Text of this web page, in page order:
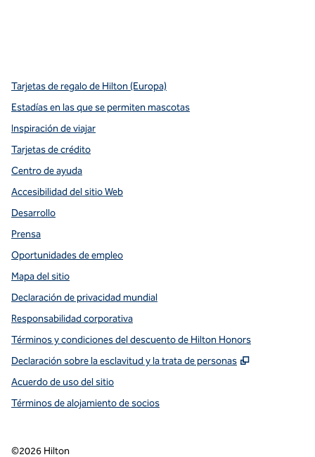
Tarjetas de regalo de Hilton (Europa)
Estadías en las que se permiten mascotas
Inspiración de viajar
Tarjetas de crédito
Centro de ayuda
Accesibilidad del sitio Web
Desarrollo
Prensa
Oportunidades de empleo
Mapa del sitio
Declaración de privacidad mundial
Responsabilidad corporativa
Términos y condiciones del descuento de Hilton Honors
Declaración sobre la esclavitud y la trata de personas
,
Acuerdo de uso del sitio
Términos de alojamiento de socios
©2026 Hilton